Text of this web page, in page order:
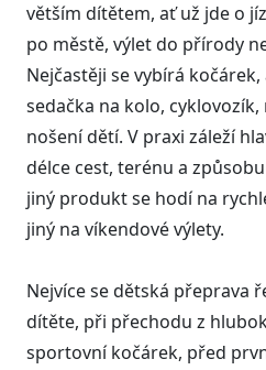
větším dítětem, ať už jde o
po městě, výlet do přírody
Nejčastěji se vybírá
sedačka na kolo,
nošení dětí. V praxi záleží
délce cest, terénu a
jiný produkt se hodí na
jiný na víkendové výlety.
Nejvíce se dětská přeprava
dítěte, při přechodu z
sportovní kočárek, před